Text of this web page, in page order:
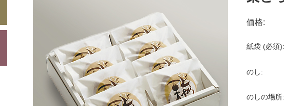
善光寺落雁
花逢瀬（はな
栗どらやき
栗菓詰合せ
ひとくち詰合
フィナンシェ
ダコワーズ
焼菓子詰合せ
栗おこわ（冷凍）
栗ペースト
価格:
紙袋 (必須):
のし:
のしの場所: